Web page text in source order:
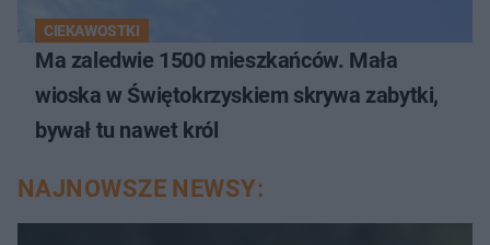
CIEKAWOSTKI
Ma zaledwie 1500 mieszkańców. Mała
wioska w Świętokrzyskiem skrywa zabytki,
bywał tu nawet król
NAJNOWSZE NEWSY: